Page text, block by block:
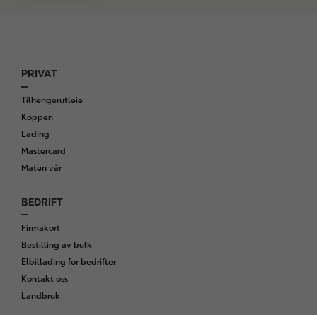
F
o
o
t
e
r
PRIVAT
Tilhengerutleie
Koppen
Lading
Mastercard
Maten vår
BEDRIFT
Firmakort
Bestilling av bulk
Elbillading for bedrifter
Kontakt oss
Landbruk